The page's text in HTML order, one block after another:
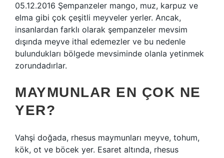
05.12.2016 Şempanzeler mango, muz, karpuz ve
elma gibi çok çeşitli meyveler yerler. Ancak,
insanlardan farklı olarak şempanzeler mevsim
dışında meyve ithal edemezler ve bu nedenle
bulundukları bölgede mevsiminde olanla yetinmek
zorundadırlar.
MAYMUNLAR EN ÇOK NE
YER?
Vahşi doğada, rhesus maymunları meyve, tohum,
kök, ot ve böcek yer. Esaret altında, rhesus